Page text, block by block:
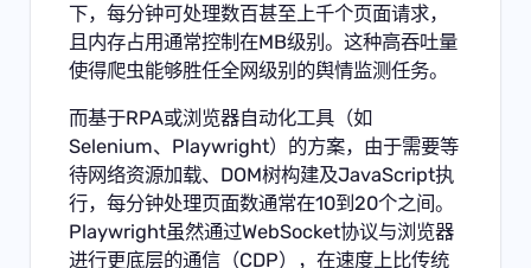
下，每分钟可处理数百甚至上千个页面请求，
且内存占用通常控制在MB级别。这种高吞吐量
使得爬虫能够胜任全网级别的舆情监测任务。
而基于RPA或浏览器自动化工具（如
Selenium、Playwright）的方案，由于需要等
待网络资源加载、DOM树构建及JavaScript执
行，每分钟处理页面数通常在10到20个之间。
Playwright虽然通过WebSocket协议与浏览器
进行更底层的通信（CDP），在速度上比传统